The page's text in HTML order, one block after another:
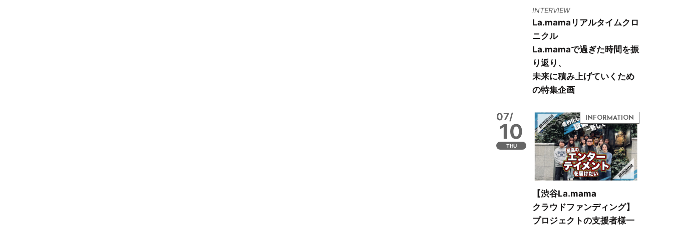
INTERVIEW
La.mamaリアルタイムクロ
ニクル
La.mamaで過ぎた時間を振
り返り、
未来に積み上げていくため
の特集企画
07/
10
THU
【渋谷La.mama
クラウドファンディング】
プロジェクトの支援者様一